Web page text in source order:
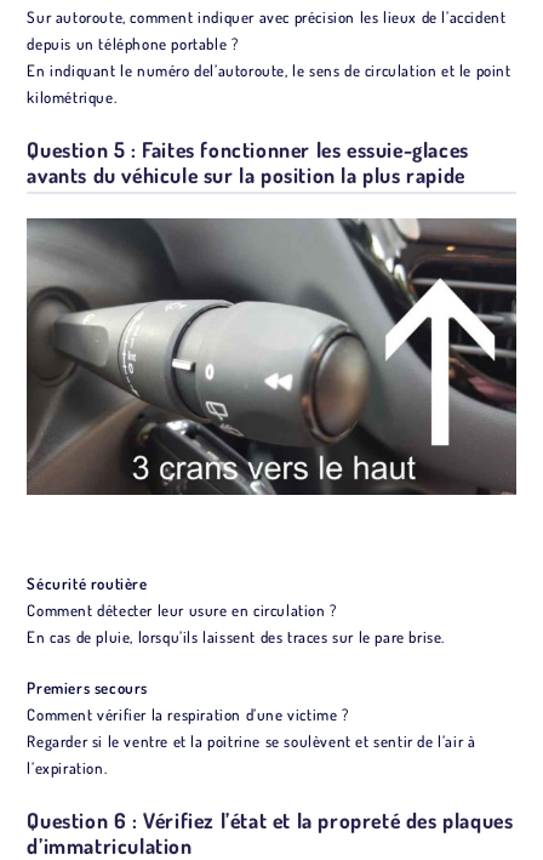
Sur autoroute, comment indiquer avec précision les lieux de l’accident
depuis un téléphone portable ?
En indiquant le numéro del’autoroute, le sens de circulation et le point
kilométrique.
Question 5 : Faites fonctionner les essuie-glaces
avants du véhicule sur la position la plus rapide
Sécurité routière
Comment détecter leur usure en circulation ?
En cas de pluie, lorsqu’ils laissent des traces sur le pare brise.
Premiers secours
Comment vérifier la respiration d’une victime ?
Regarder si le ventre et la poitrine se soulèvent et sentir de l’air à
l’expiration.
Question 6 : Vérifiez l’état et la propreté des plaques
d’immatriculation